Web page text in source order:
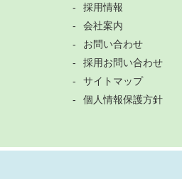
採用情報
会社案内
お問い合わせ
採用お問い合わせ
サイトマップ
個人情報保護方針